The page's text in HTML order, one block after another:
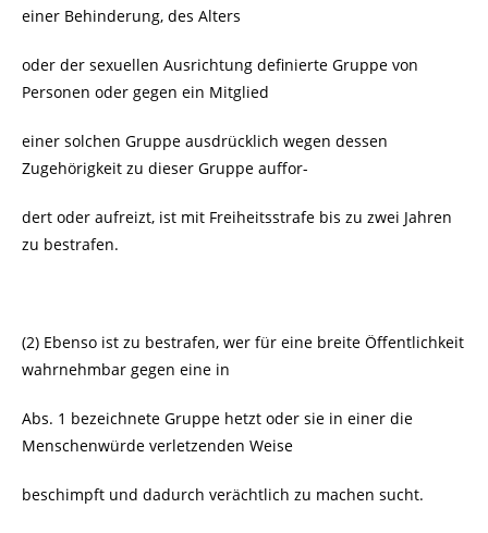
einer Behinderung, des Alters
oder der sexuellen Ausrichtung definierte Gruppe von
Personen oder gegen ein Mitglied
einer solchen Gruppe ausdrücklich wegen dessen
Zugehörigkeit zu dieser Gruppe auffor-
dert oder aufreizt, ist mit Freiheitsstrafe bis zu zwei Jahren
zu bestrafen.
(2) Ebenso ist zu bestrafen, wer für eine breite Öffentlichkeit
wahrnehmbar gegen eine in
Abs. 1 bezeichnete Gruppe hetzt oder sie in einer die
Menschenwürde verletzenden Weise
beschimpft und dadurch verächtlich zu machen sucht.